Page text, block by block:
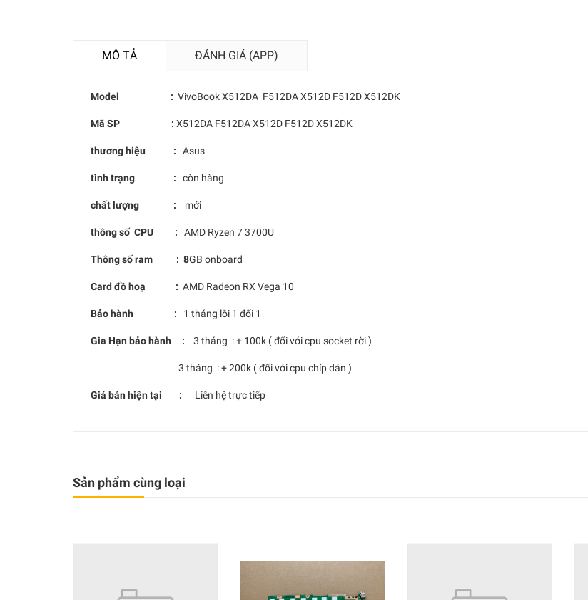
MÔ TẢ ĐÁNH GIÁ (APP)
Model : VivoBook X512DA F512DA X512D F512D X512DK
Mã SP : X512DA F512DA X512D F512D X512DK
thương hiệu : Asus
tình trạng : còn hàng
chất lượng : mới
thông số CPU : AMD Ryzen 7 3700U
Thông số ram : 8GB onboard
Card đồ hoạ : AMD Radeon RX Vega 10
Bảo hành : 1 tháng lỗi 1 đổi 1
Gia Hạn bảo hành : 3 tháng : + 100k ( đổi với cpu socket rời )
3 tháng : + 200k ( đối với cpu chíp dán )
Giá bán hiện tại : Liên hệ trực tiếp
Sản phẩm cùng loại